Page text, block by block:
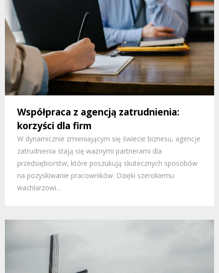
Współpraca z agencją zatrudnienia:
korzyści dla firm
W dynamicznie zmieniającym się świecie biznesu, agencje
zatrudnienia stają się ważnymi partnerami dla
przedsiębiorstw, które poszukują skutecznych sposobów
na pozyskiwanie pracowników. Dzięki szerokiemu
wachlarzowi…